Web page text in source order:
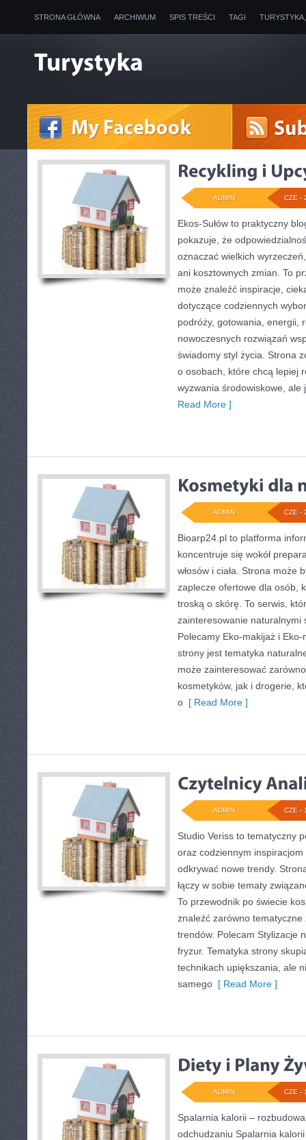
STRONA GŁÓWNA ARCHIWUM SPIS TREŚCI TAGI
CZE -
ADMIN
Ekos-Sułów to praktyczny
pokazuje, że
oznaczać wielkich
ani kosztownych zmian. To
może znaleźć inspiracje,
dotyczące codziennych
podróży, gotowania, energii,
nowoczesnych rozwiązań
świadomy styl życia. Strona
o osobach, które chcą lepiej
wyzwania środowiskowe, ale
Read More ]
CZE -
ADMIN
Bioarp24.pl to platforma
koncentruje się wokół
włosów i ciała. Strona może
zaplecze ofertowe dla osób,
troską o skórę. To serwis,
zainteresowanie naturalnymi
Polecamy Eko-makijaż i
strony jest tematyka
może zainteresować
kosmetyków, jak i drogerie,
o [ Read More ]
CZE -
ADMIN
Studio Veriss to tematyczny
oraz codziennym
odkrywać nowe trendy.
łączy w sobie tematy
To przewodnik po świecie
znaleźć zarówno
trendów. Polecam Stylizacje
fryzur. Tematyka strony
technikach upiększania, ale
samego [ Read More ]
CZE -
ADMIN
Spalarnia kalorii –
odchudzaniu Spalarnia